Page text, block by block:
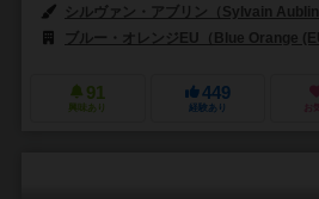
シルヴァン・アブリン（Sylvain Aublin
ブルー・オレンジEU（Blue Orange
91
興味あり
449
経験あり お